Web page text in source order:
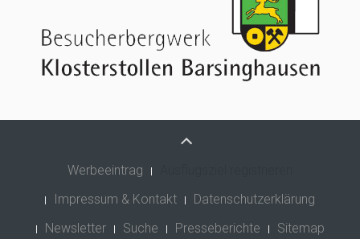
Werbeeintrag
Impressum & Kontakt
Datenschutzerklärung
Newsletter
Suche Presseberichte Sitemap